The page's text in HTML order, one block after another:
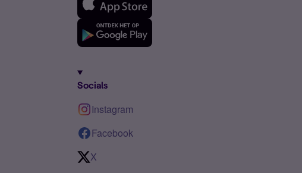
Socials
Instagram
Facebook
X